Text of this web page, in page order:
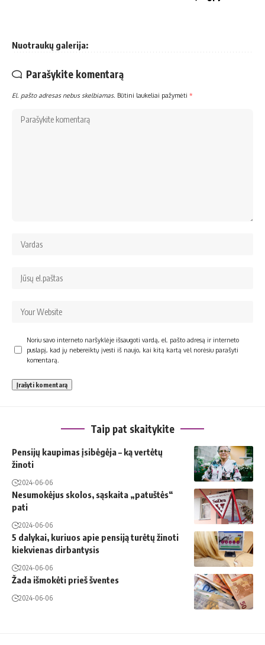
Nuotraukų galerija:
Parašykite komentarą
El. pašto adresas nebus skelbiamas. Būtini laukeliai pažymėti *
Noriu savo interneto naršyklėje išsaugoti vardą, el. pašto adresą ir interneto
puslapį, kad jų nebereiktų įvesti iš naujo, kai kitą kartą vėl norėsiu parašyti
komentarą.
Taip pat skaitykite
Pensijų kaupimas įsibėgėja – ką vertėtų
žinoti
2024-06-06
Nesumokėjus skolos, sąskaita „patuštės“
pati
2024-06-06
5 dalykai, kuriuos apie pensiją turėtų žinoti
kiekvienas dirbantysis
2024-06-06
Žada išmokėti prieš šventes
2024-06-06